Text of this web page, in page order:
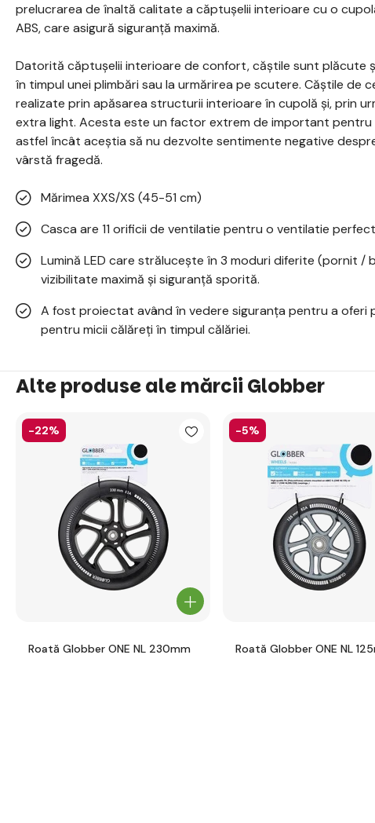
prelucrarea de înaltă calitate a căptușelii interioare cu o
ABS, care asigură siguranță maximă.
Datorită căptușelii interioare de confort, căștile sunt plăcute
în timpul unei plimbări sau la urmărirea pe scutere. Căștile de
realizate prin apăsarea structurii interioare în cupolă și, prin
extra light. Acesta este un factor extrem de important pentru
astfel încât aceștia să nu dezvolte sentimente negative
vârstă fragedă.
Mărimea XXS/XS (45-51 cm)
Casca are 11 orificii de ventilatie pentru o ventilatie
Lumină LED care strălucește în 3 moduri diferite (pornit /
vizibilitate maximă și siguranță sporită.
A fost proiectat având în vedere siguranța pentru a
pentru micii călăreți în timpul călăriei.
Alte produse ale mărcii Globber
-22%
Roată Globber ONE NL 230mm
-5%
Roată Globber ONE NL